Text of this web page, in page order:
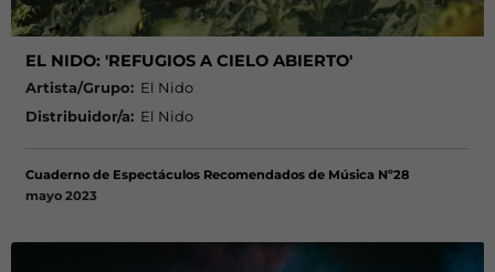
EL NIDO: 'REFUGIOS A CIELO ABIERTO'
Artista/Grupo: El Nido
Distribuidor/a: El Nido
Cuaderno de Espectáculos Recomendados de Música Nº28
mayo 2023